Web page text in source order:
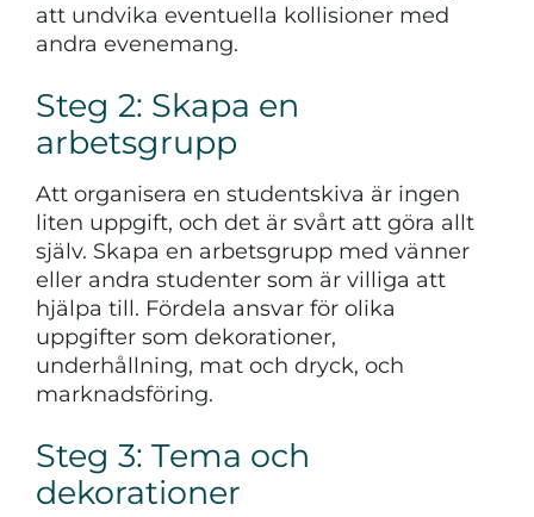
att undvika eventuella kollisioner med
andra evenemang.
Steg 2: Skapa en
arbetsgrupp
Att organisera en studentskiva är ingen
liten uppgift, och det är svårt att göra allt
själv. Skapa en arbetsgrupp med vänner
eller andra studenter som är villiga att
hjälpa till. Fördela ansvar för olika
uppgifter som dekorationer,
underhållning, mat och dryck, och
marknadsföring.
Steg 3: Tema och
dekorationer